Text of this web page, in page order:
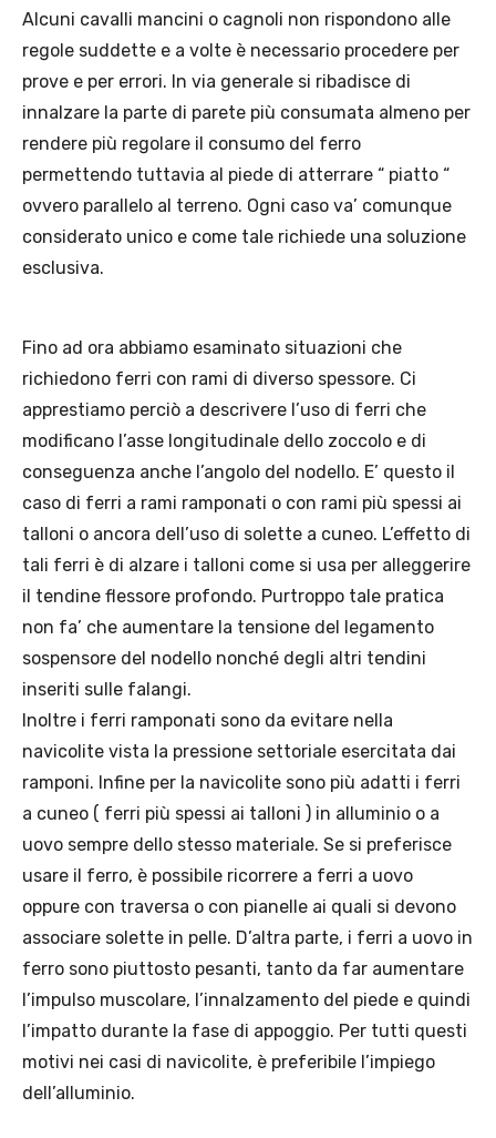
Alcuni cavalli mancini o cagnoli non rispondono alle
regole suddette e a volte è necessario procedere per
prove e per errori. In via generale si ribadisce di
innalzare la parte di parete più consumata almeno per
rendere più regolare il consumo del ferro
permettendo tuttavia al piede di atterrare “ piatto “
ovvero parallelo al terreno. Ogni caso va’ comunque
considerato unico e come tale richiede una soluzione
esclusiva.
Fino ad ora abbiamo esaminato situazioni che
richiedono ferri con rami di diverso spessore. Ci
apprestiamo perciò a descrivere l’uso di ferri che
modificano l’asse longitudinale dello zoccolo e di
conseguenza anche l’angolo del nodello. E’ questo il
caso di ferri a rami ramponati o con rami più spessi ai
talloni o ancora dell’uso di solette a cuneo. L’effetto di
tali ferri è di alzare i talloni come si usa per alleggerire
il tendine flessore profondo. Purtroppo tale pratica
non fa’ che aumentare la tensione del legamento
sospensore del nodello nonché degli altri tendini
inseriti sulle falangi.
Inoltre i ferri ramponati sono da evitare nella
navicolite vista la pressione settoriale esercitata dai
ramponi. Infine per la navicolite sono più adatti i ferri
a cuneo ( ferri più spessi ai talloni ) in alluminio o a
uovo sempre dello stesso materiale. Se si preferisce
usare il ferro, è possibile ricorrere a ferri a uovo
oppure con traversa o con pianelle ai quali si devono
associare solette in pelle. D’altra parte, i ferri a uovo in
ferro sono piuttosto pesanti, tanto da far aumentare
l’impulso muscolare, l’innalzamento del piede e quindi
l’impatto durante la fase di appoggio. Per tutti questi
motivi nei casi di navicolite, è preferibile l’impiego
dell’alluminio.